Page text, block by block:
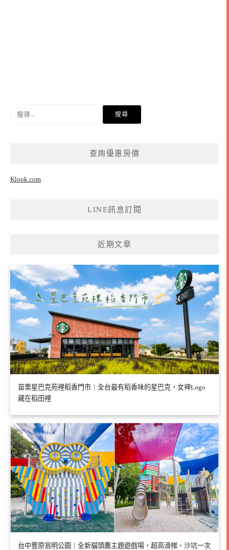
查詢優惠房價
Klook.com
LINE訊息訂閱
近期文章
苗栗星巴克苑裡稻香門市｜全台最有稻香味的星巴克，女神Logo
藏在稻田裡
台中豐原翁明公園｜全新貓頭鷹主題遊戲場，超高滑梯、沙坑一次